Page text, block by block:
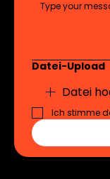
Datei-Upload
Datei
Ich stimme